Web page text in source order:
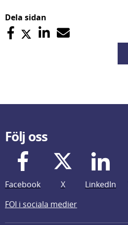
Dela sidan
Följ oss
Facebook X LinkedIn
FOI i sociala medier